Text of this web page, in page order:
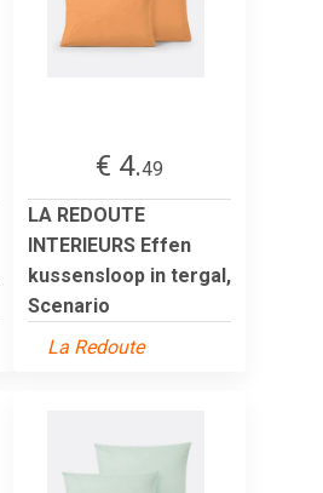
€ 4.49
LA REDOUTE
INTERIEURS Effen
kussensloop in tergal,
Scenario
La Redoute